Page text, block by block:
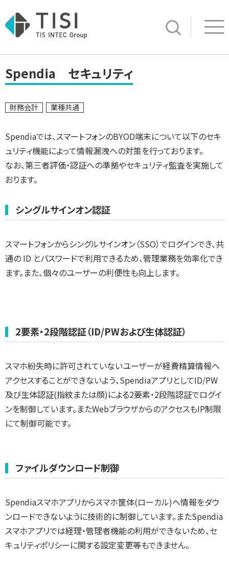
サイト内検索
Spendia セキュリティ
財務会計 業種共通
Spendiaでは、スマートフォンのBYOD端末について以下のセキ
ュリティ機能によって情報漏洩への対策を行っております。
なお、第三者評価・認証への準拠やセキュリティ監査を実施して
おります。
シングルサインオン認証
スマートフォンからシングルサインオン（SSO）でログインでき、共
通の ID とパスワードで利用できるため、管理業務を効率化でき
ます。また、個々のユーザーの利便性も向上します。
2要素・2段階認証（ID/PWおよび生体認証）
スマホ紛失時に許可されていないユーザーが経費精算情報へ
アクセスすることができないよう、SpendiaアプリとしてID/PW
及び生体認証(指紋または顔)による2要素・2段階認証でログイ
ンを制御しています。またWebブラウザからのアクセスもIP制限
にて制御可能です。
ファイルダウンロード制御
Spendiaスマホアプリからスマホ筐体(ローカル)へ情報をダウ
ンロードできないように技術的に制御しています。またSpendia
スマホアプリでは経理・管理者機能の利用ができないため、セ
キュリティポリシーに関する設定変更等もできません。